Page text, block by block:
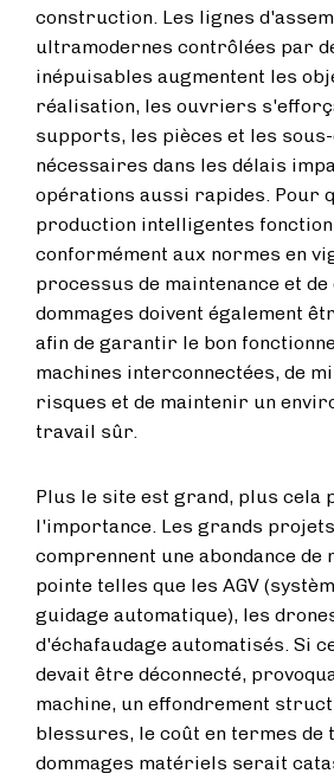
construction. Les lignes
ultramodernes contrôlées par
inépuisables augmentent les
réalisation, les ouvriers
supports, les pièces et les
nécessaires dans les délais
opérations aussi rapides. Pour
production intelligentes
conformément aux normes en
processus de maintenance et de
dommages doivent également
afin de garantir le bon
machines interconnectées, de
risques et de maintenir un
travail sûr.
Plus le site est grand, plus cela
l'importance. Les grands
comprennent une abondance de
pointe telles que les AGV
guidage automatique), les
d'échafaudage automatisés. Si
devait être déconnecté,
machine, un effondrement
blessures, le coût en termes de
dommages matériels serait